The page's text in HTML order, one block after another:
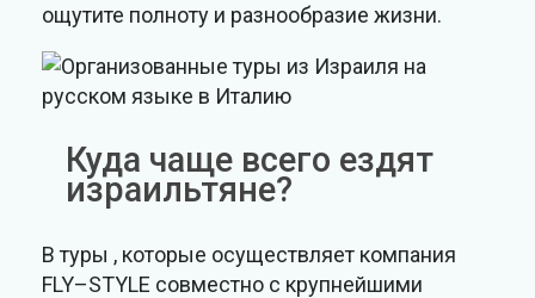
ощутите полноту и разнообразие жизни.
Куда чаще всего ездят
израильтяне?
В туры , которые осуществляет компания
FLY–STYLE совместно с крупнейшими